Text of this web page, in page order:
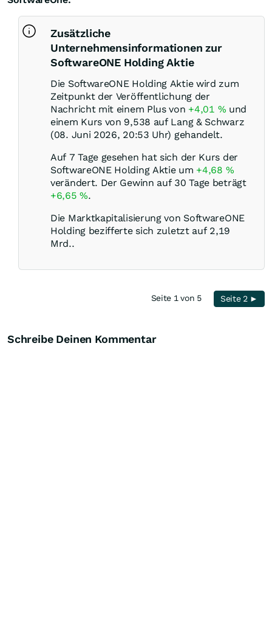
Zusätzliche
Unternehmensinformationen zur
SoftwareONE Holding Aktie
Die SoftwareONE Holding Aktie wird zum
Zeitpunkt der Veröffentlichung der
Nachricht mit einem Plus von +4,01 % und
einem Kurs von 9,538 auf Lang & Schwarz
(08. Juni 2026, 20:53 Uhr) gehandelt.
Auf 7 Tage gesehen hat sich der Kurs der
SoftwareONE Holding Aktie um +4,68 %
verändert. Der Gewinn auf 30 Tage beträgt
+6,65%.
Die Marktkapitalisierung von SoftwareONE
Holding bezifferte sich zuletzt auf 2,19
Mrd..
Seite 1 von 5 Seite 2 ►
Schreibe Deinen Kommentar